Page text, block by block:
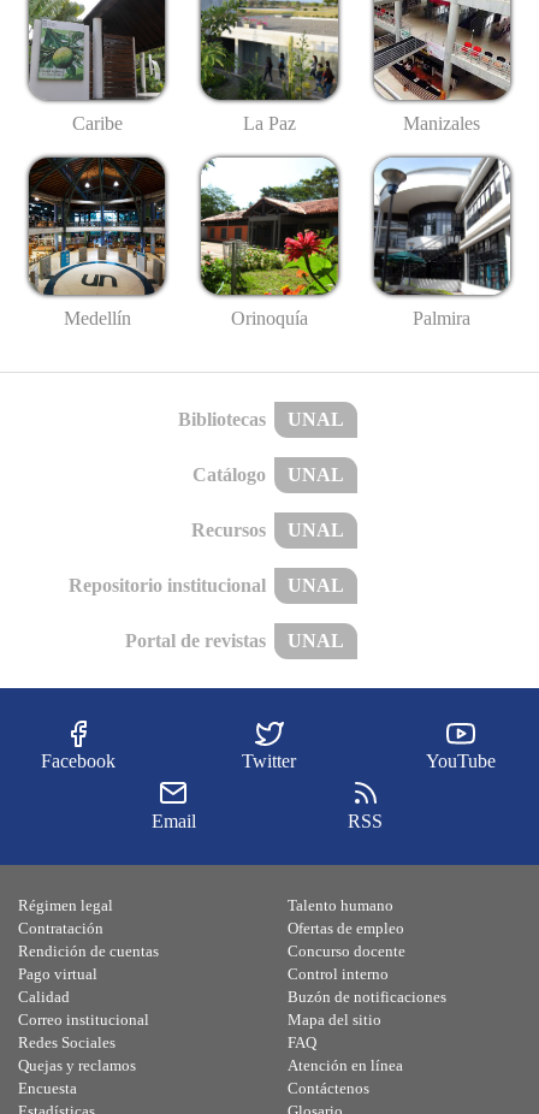
Caribe La Paz Manizales
Medellín Orinoquía Palmira
Bibliotecas UNAL
Catálogo UNAL
Recursos UNAL
Repositorio institucional UNAL
Portal de revistas UNAL
Facebook Twitter YouTube
Email RSS
Régimen legal
Contratación
Rendición de cuentas
Pago virtual
Calidad
Talento humano
Ofertas de empleo
Concurso docente
Control interno
Buzón de notificaciones
Correo institucional
Redes Sociales
Quejas y reclamos
Encuesta
Mapa del sitio
FAQ
Atención en línea
Contáctenos